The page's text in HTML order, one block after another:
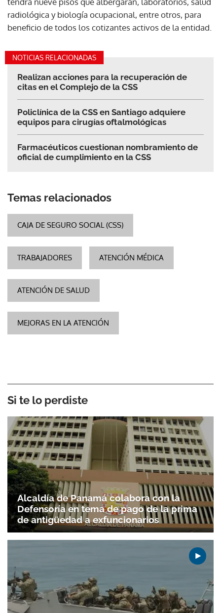
radiológica y biología ocupacional, entre otros, para
beneficio de todos los cotizantes activos de la entidad.
NOTICIAS RELACIONADAS
Realizan acciones para la recuperación de
citas en el Complejo de la CSS
Policlínica de la CSS en Santiago adquiere
equipos para cirugías oftalmológicas
Farmacéuticos cuestionan nombramiento de
oficial de cumplimiento en la CSS
Temas relacionados
CAJA DE SEGURO SOCIAL (CSS)
TRABAJADORES ATENCIÓN MÉDICA
ATENCIÓN DE SALUD
MEJORAS EN LA ATENCIÓN
Si te lo perdiste
Alcaldía de Panamá colabora con la
Defensoría en tema de pago de la prima
de antigüedad a exfuncionarios